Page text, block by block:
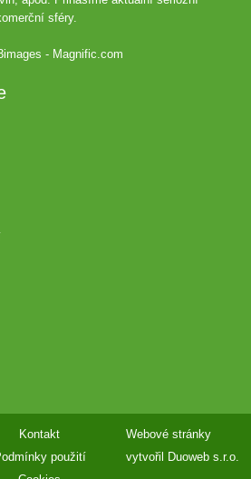
sféry.
- Magnific.com
Kontakt
použití
Webové stránky
vytvořil
Duoweb s.r.o.